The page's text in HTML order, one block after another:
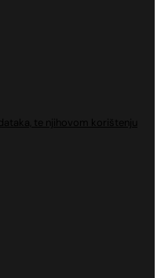
te njihovom korištenju